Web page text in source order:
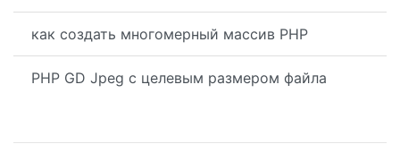
как создать многомерный массив PHP
PHP GD Jpeg с целевым размером файла